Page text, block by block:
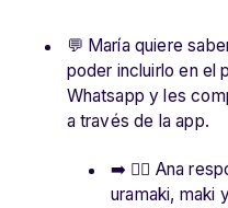
💬 María quiere
poder incluirlo en el
Whatsapp y les
a través de la app.
➡️ 👱‍♀️ Ana
uramaki, maki